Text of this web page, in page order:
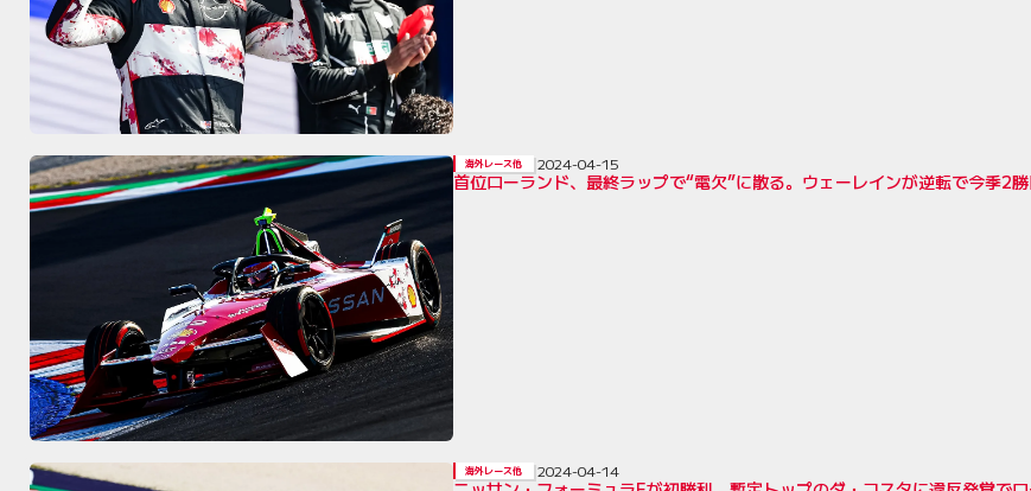
首位ローランド、最終ラップで“電欠”に散る。ウェーレインが逆転で今季2
海外レース他 2024-04-15
海外レース他 2024-04-14